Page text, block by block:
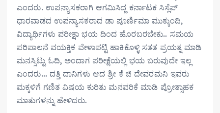
ಎಂದರು. ಉಪನ್ಯಾಸಕರಾಗಿ ಆಗಮಿಸಿದ್ದ ಕರ್ನಾಟಕ ಸಿಸ್ಲೆಪ್
ಧಾರವಾಡದ ಉಪನ್ಯಾಸಕರಾದ ಡಾ ಪೂರ್ಣಿಮಾ ಮುಕ್ಕುಂದಿ,
ವಿದ್ಯಾರ್ಥಿಗಳು ಪರೀಕ್ಷಾ ಭಯ ದಿಂದ ಹೊರಬರಬೇಕು.. ಸಮಯ
ಪರಿಪಾಲನೆ ವಯಕ್ತಿಕ ವೇಳಾಪಟ್ಟಿ ಹಾಕಿಕೊಳ್ಳಿ ಸತತ ಪ್ರಯತ್ನ ಮಾಡಿ
ಮನಸ್ಸಿಟ್ಟು ಓದಿ, ಅಂದಾಗ ಪರೀಕ್ಷೆಯಲ್ಲಿ ಭಯ ಬರುವುದೇ ಇಲ್ಲ
ಎಂದರು… ದತ್ತಿ ದಾನಿಗಳು ಆದ ಶ್ರೀ ಕೆ ಜಿ ದೇವರಮನಿ ಇವರು
ಮಕ್ಕಳಿಗೆ ಗಣಿತ ವಿಷಯ ಕುರಿತು ಮನವರಿಕೆ ಮಾಡಿ ಪ್ರೋತ್ಸಾಹಕ
ಮಾತುಗಳನ್ನು ಹೇಳಿದರು.